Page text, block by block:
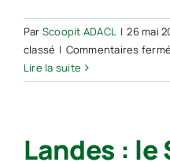
Par Scoopit ADACL | 26 mai
classé | Commentaires
Lire la suite
Landes : le